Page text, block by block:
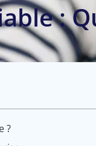
:
?